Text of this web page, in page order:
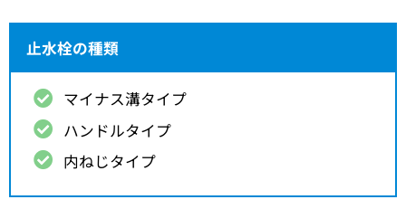
止水栓の種類
マイナス溝タイプ
ハンドルタイプ
内ねじタイプ